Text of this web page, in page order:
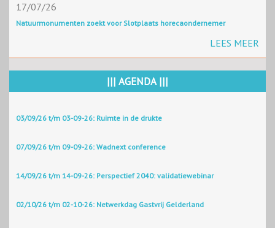
17/07/26
Natuurmonumenten zoekt voor Slotplaats horecaondernemer
LEES MEER
||| AGENDA |||
03/09/26 t/m 03-09-26: Ruimte in de drukte
07/09/26 t/m 09-09-26: Wadnext conference
14/09/26 t/m 14-09-26: Perspectief 2040: validatiewebinar
02/10/26 t/m 02-10-26: Netwerkdag Gastvrij Gelderland